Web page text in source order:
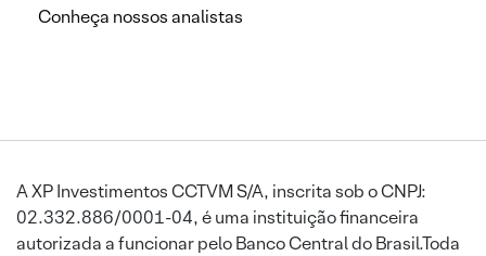
Conheça nossos analistas
A XP Investimentos CCTVM S/A, inscrita sob o CNPJ:
02.332.886/0001-04, é uma instituição financeira
autorizada a funcionar pelo Banco Central do Brasil.Toda